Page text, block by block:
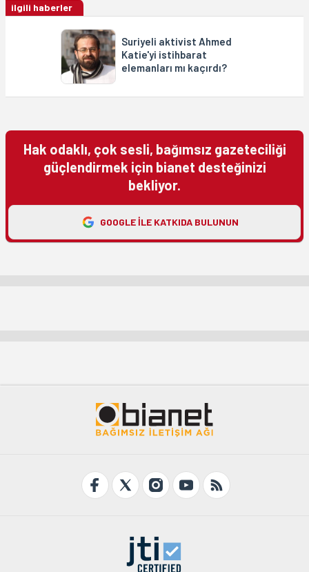
ilgili haberler
Suriyeli aktivist Ahmed
Katie'yi istihbarat
elemanları mı kaçırdı?
Hak odaklı, çok sesli, bağımsız gazeteciliği
güçlendirmek için bianet desteğinizi
bekliyor.
GOOGLE ILE KATKIDA BULUNUN